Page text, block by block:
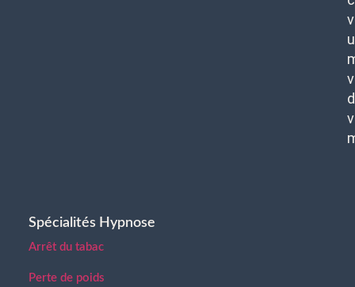
Spécialités Hypnose
Arrêt du tabac
Perte de poids